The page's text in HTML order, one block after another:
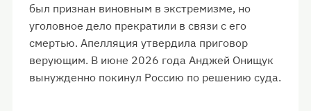
был признан виновным в экстремизме, но
уголовное дело прекратили в связи с его
смертью. Апелляция утвердила приговор
верующим. В июне 2026 года Анджей Онищук
вынужденно покинул Россию по решению суда.